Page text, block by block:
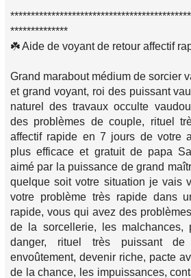
**************
☘️ Aide de voyant de retour affectif
Grand marabout médium de sorcier
et grand voyant, roi des puissant
naturel des travaux occulte
des problèmes de couple, rituel
affectif rapide en 7 jours de votre
plus efficace et gratuit de papa
aimé par la puissance de grand
quelque soit votre situation je vais
votre problème très rapide dans
rapide, vous qui avez des
de la sorcellerie, les malchances,
danger, rituel très puissant de
envoûtement, devenir riche, pacte
de la chance, les impuissances,